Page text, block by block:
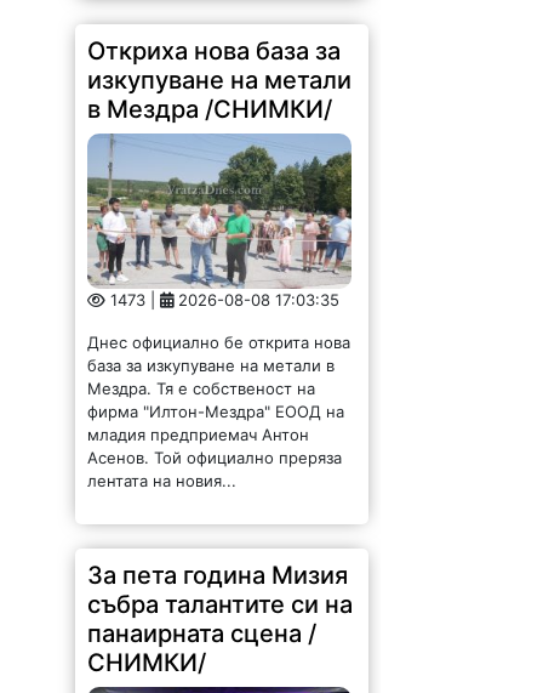
в Мездра /СНИМКИ/
1473 | 2026-08-08 17:03:35
Днес официално бе открита нова
база за изкупуване на метали в
Мездра. Тя е собственост на
фирма "Илтон-Мездра" ЕООД на
младия предприемач Антон
Асенов. Той официално преряза
лентата на новия...
събра талантите си на
панаирната сцена /
СНИМКИ/